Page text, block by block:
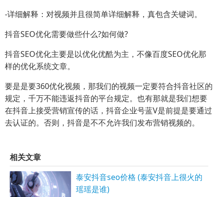
-详细解释：对视频并且很简单详细解释，真包含关键词。
抖音SEO优化需要做些什么?如何做?
抖音SEO优化主要是以优化优酷为主，不像百度SEO优化那
样的优化系统文章。
要是是要360优化视频，那我们的视频一定要符合抖音社区的
规定，千万不能违返抖音的平台规定。也有那就是我们想要
在抖音上接受营销宣传的话，抖音企业号蓝V是前提是要通过
去认证的。否则，抖音是不不允许我们发布营销视频的。
相关文章
泰安抖音seo价格 (泰安抖音上很火的
瑶瑶是谁)